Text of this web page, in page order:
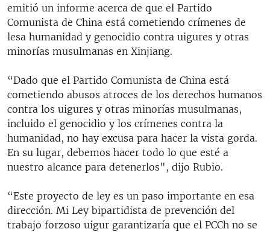
emitió un informe acerca de que el Partido
Comunista de China está cometiendo crímenes de
lesa humanidad y genocidio contra uigures y otras
minorías musulmanas en Xinjiang.
“Dado que el Partido Comunista de China está
cometiendo abusos atroces de los derechos humanos
contra los uigures y otras minorías musulmanas,
incluido el genocidio y los crímenes contra la
humanidad, no hay excusa para hacer la vista gorda.
En su lugar, debemos hacer todo lo que esté a
nuestro alcance para detenerlos", dijo Rubio.
“Este proyecto de ley es un paso importante en esa
dirección. Mi Ley bipartidista de prevención del
trabajo forzoso uigur garantizaría que el PCCh no se